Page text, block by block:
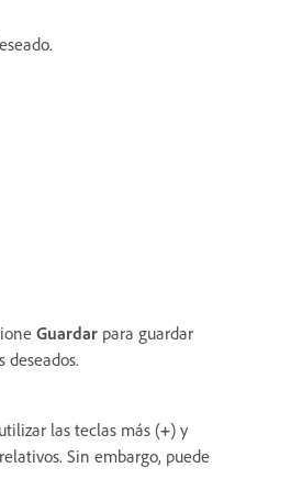
Guardar para guardar
las teclas más (+) y
Sin embargo, puede